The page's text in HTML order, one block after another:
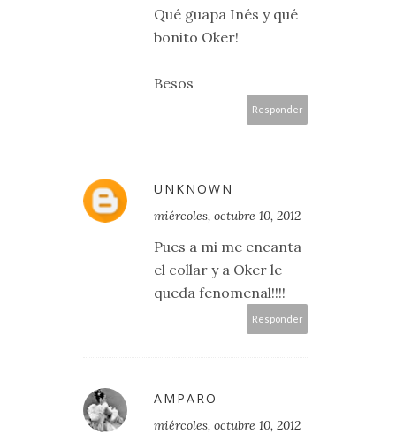
Qué guapa Inés y qué
bonito Oker!
Besos
Responder
UNKNOWN
miércoles, octubre 10, 2012
Pues a mi me encanta
el collar y a Oker le
queda fenomenal!!!!
Responder
AMPARO
miércoles, octubre 10, 2012